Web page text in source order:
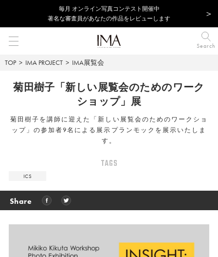
毎⽉ オンライン写真コンテスト開催中
著名な審査員があなたの作品をレビューします
Search
TOP IMA PROJECT IMA展覧会
菊田樹子「新しい展覧会のためのワーク
ショップ」展
菊田樹子を講師に迎えた「新しい展覧会のためのワークショ
ップ」の参加者9名による展示プランモックを展示いたしま
す。
TAGS
ICS
Share